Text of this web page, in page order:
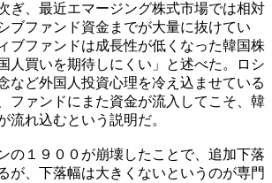
ぎ、最近エマージング株式市場では相対
ブファンド資金までが大量に抜けてい
ブファンドは成長性が低くなった韓国株
人買いを期待しにくい」と述べた。ロシ
など外国人投資心理を冷え込ませている
ファンドにまた資金が流入してこそ、韓
流れ込むという説明だ。
の１９００が崩壊したことで、追加下落
が、下落幅は大きくないというのが専門